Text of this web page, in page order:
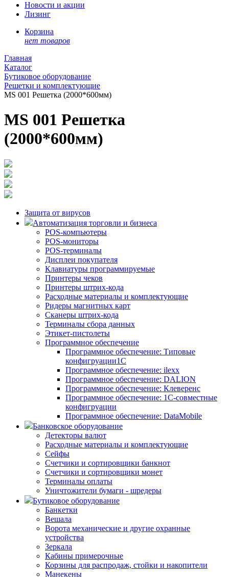
Новости и акции
Лизинг
Корзина
нет товаров
Главная
Каталог
Бутиковое оборудование
Решетки и комплектующие
MS 001 Решетка (2000*600мм)
MS 001 Решетка
(2000*600мм)
Защита от вирусов
Автоматизация торговли и бизнеса
POS-компьютеры
POS-мониторы
POS-терминалы
Дисплеи покупателя
Клавиатуры программируемые
Принтеры чеков
Принтеры штрих-кода
Расходные материалы и комплектующие
Ридеры магнитных карт
Сканеры штрих-кода
Терминалы сбора данных
Этикет-пистолеты
Программное обеспечение
Программное обеспечение: Типовые
конфигруации1С
Программное обеспечение: ilexx
Программное обеспечение: DALION
Программное обеспечение: Клеверенс
Программное обеспечение: 1С-совместные
конфигруации
Программное обеспечение: DataMobile
Банковское оборудование
Детекторы валют
Расходные материалы и комплектующие
Сейфы
Счетчики и сортировщики банкнот
Счетчики и сортировщики монет
Терминалы оплаты
Уничтожители бумаги - шредеры
Бутиковое оборудование
Банкетки
Вешала
Ворота механические и другие охранные
устройства
Зеркала
Кабины примерочные
Корзины для распродаж, стойки и накопители
Манекены